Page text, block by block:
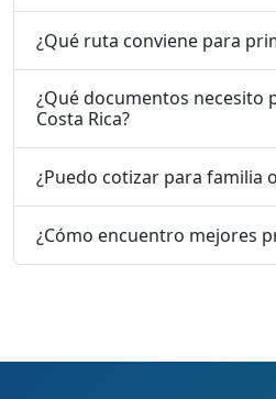
¿Qué ruta conviene para
¿Qué documentos necesito
Costa Rica?
¿Puedo cotizar para familia
¿Cómo encuentro mejores